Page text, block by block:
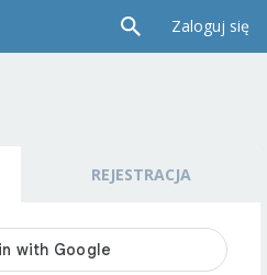
Zaloguj się
REJESTRACJA